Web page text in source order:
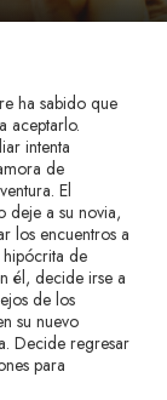
ha sabido que
aceptarlo.
intenta
de
El
deje a su novia,
los encuentros a
de
él, decide irse a
de los
su nuevo
Decide regresar
para